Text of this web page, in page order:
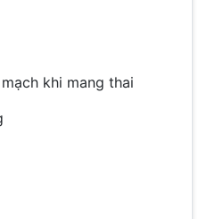
khi mang thai